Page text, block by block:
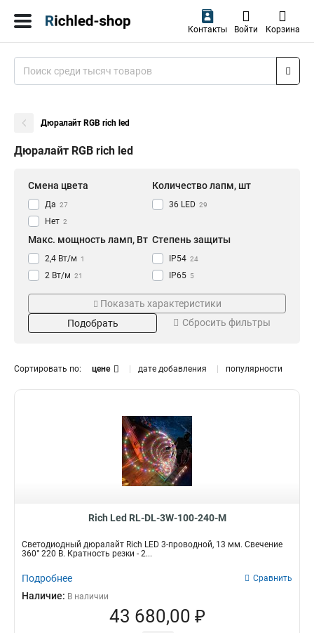
Контакты Войти Корзина
Дюралайт RGB rich led
Дюралайт RGB rich led
Смена цвета
Да 27
Нет 2
Количество лапм, шт
36 LED 29
Макс. мощность ламп, Вт
2,4 Вт/м 1
2 Вт/м 21
3 Вт/м 7
Степень защиты
IP54 24
IP65 5
IP67 0
IP20 0
IP44 0
интерьерная
Работа при минусовых
Длина гирлянды, м
100м
Комплектация
Трехпроводной
Показать характеристики
Подобрать
Сбросить фильтры
Сортировать по: цене дате добавления популярности
Rich Led RL-DL-3W-100-240-M
Светодиодный дюралайт Rich LED 3-проводной, 13 мм. Свечение
360° 220 В. Кратность резки - 2...
Подробнее Сравнить
Наличие: В наличии
43 680,00 ₽